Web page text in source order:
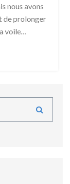
nous avons
de prolonger
voile…